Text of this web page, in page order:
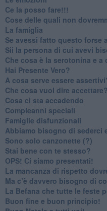
​Ce la posso fare!!!
​Cose delle quali non
​La famiglia
​Se avessi fatto questo forse
​Sii la persona di cui avevi
Che cosa è la serotonina e a
​Hai Presente Vero?
A cosa serve essere
​Che cosa vuol dire accettare?
​Cosa ci sta accadendo
​Compleanni speciali
​Famiglie disfunzionali
​Abbiamo bisogno di sederci
Sono solo canzonette (?)
​Stai bene con te stesso?
​OPS! Ci siamo presentati!
​La mancanza di rispetto
​Ma c’è davvero bisogno di
​La Befana che tutte le feste
Buon fine e buon principio!